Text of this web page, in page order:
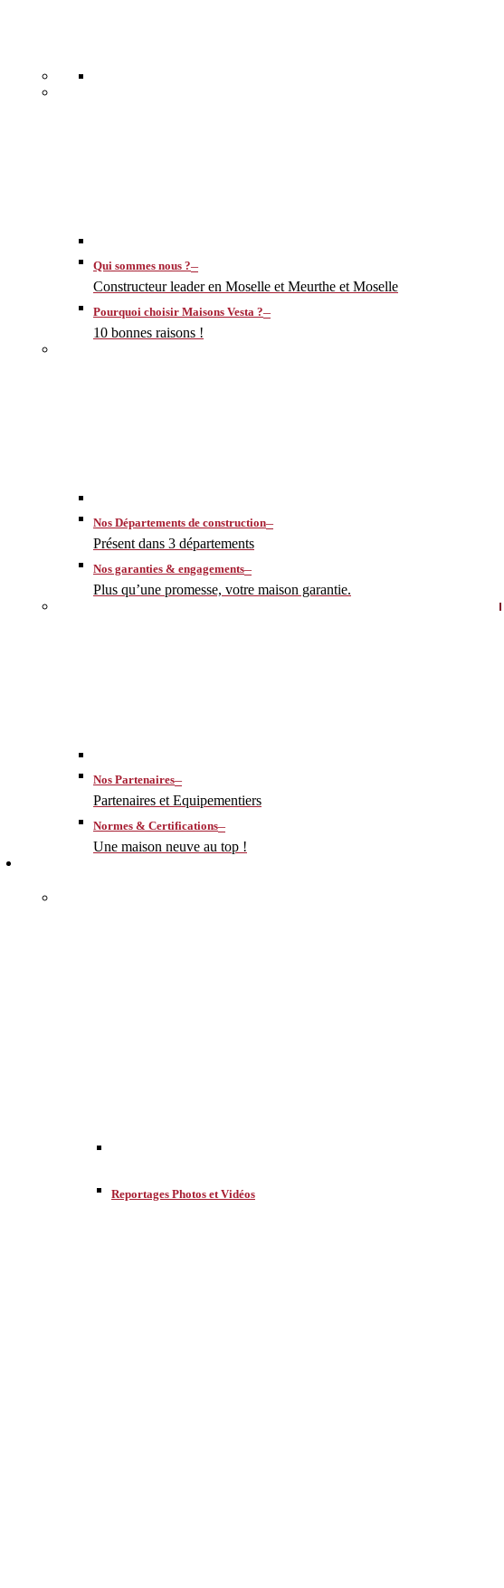
Qui sommes nous ?–
Constructeur leader en Moselle et Meurthe et Moselle
Pourquoi choisir Maisons Vesta ?–
10 bonnes raisons !
Nos Départements de construction–
Présent dans 3 départements
Nos garanties & engagements–
Plus qu’une promesse, votre maison garantie.
Nos Partenaires–
Partenaires et Equipementiers
Normes & Certifications–
Une maison neuve au top !
Reportages Photos et Vidéos